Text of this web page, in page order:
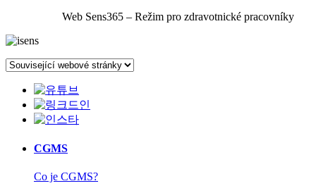
Web Sens365 – Režim pro zdravotnické pracovníky
CGMS
Co je CGMS?